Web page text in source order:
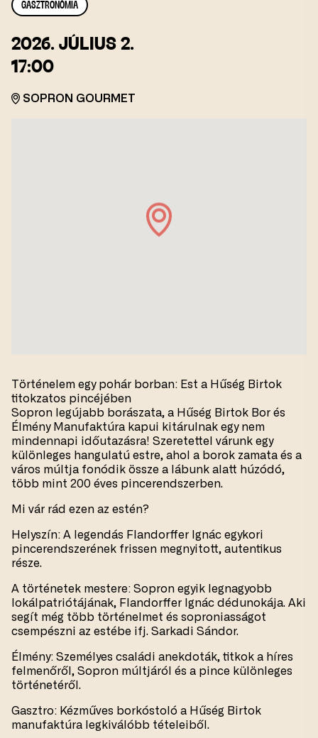
GASZTRONÓMIA
2026. JÚLIUS 2.
17:00
SOPRON GOURMET
Történelem egy pohár borban: Est a Hűség Birtok
titokzatos pincéjében
Sopron legújabb borászata, a Hűség Birtok Bor és
Élmény Manufaktúra kapui kitárulnak egy nem
mindennapi időutazásra! Szeretettel várunk egy
különleges hangulatú estre, ahol a borok zamata és a
város múltja fonódik össze a lábunk alatt húzódó,
több mint 200 éves pincerendszerben.
Mi vár rád ezen az estén?
Helyszín: A legendás Flandorffer Ignác egykori
pincerendszerének frissen megnyitott, autentikus
része.
A történetek mestere: Sopron egyik legnagyobb
lokálpatriótájának, Flandorffer Ignác dédunokája. Aki
segít még több történelmet és soproniasságot
csempészni az estébe ifj. Sarkadi Sándor.
Élmény: Személyes családi anekdoták, titkok a híres
felmenőről, Sopron múltjáról és a pince különleges
történetéről.
Gasztro: Kézműves borkóstoló a Hűség Birtok
manufaktúra legkiválóbb tételeiből.